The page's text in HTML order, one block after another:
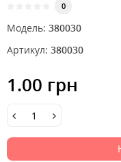
0
Модель: 380030
Артикул: 380030
1.00 грн